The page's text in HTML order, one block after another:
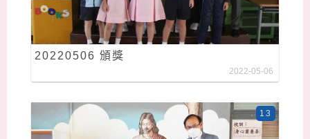
20220506 頒獎
2022-05-06
13